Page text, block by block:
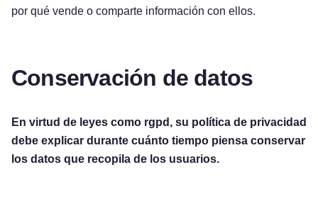
por qué vende o comparte información con ellos.
Conservación de datos
En virtud de leyes como rgpd, su política de privacidad
debe explicar durante cuánto tiempo piensa conservar
los datos que recopila de los usuarios.